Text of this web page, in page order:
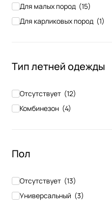
Для малых пород (15)
Для карликовых пород (1)
Тип летней одежды
Отсутствует (12)
Комбинезон (4)
Пол
Отсутствует (13)
Универсальный (3)